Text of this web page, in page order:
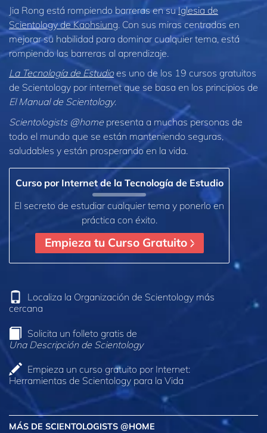
Jia Rong está rompiendo barreras en suIglesia de
Scientology de Kaohsiung. Con sus miras centradas en
mejorar su habilidad para dominar cualquier tema, está
rompiendo las barreras al aprendizaje.
La Tecnología de Estudioes uno de los 19 cursos gratuitos
de Scientology por internet que se basa en los principios de
El Manual de Scientology.
Scientologists @home presenta a muchas personas de
todo el mundo que se están manteniendo seguras,
saludables y están prosperando en la vida.
Curso por Internet de la Tecnología de Estudio
El secreto de estudiar cualquier tema y ponerlo en
práctica con éxito.
Empieza tu Curso Gratuito
Localiza la Organización de Scientology más
cercana
Solicita un folleto gratis de
Una Descripción de Scientology
Empieza un curso gratuito por Internet:
Herramientas de Scientology para la Vida
MÁS DE SCIENTOLOGISTS @HOME